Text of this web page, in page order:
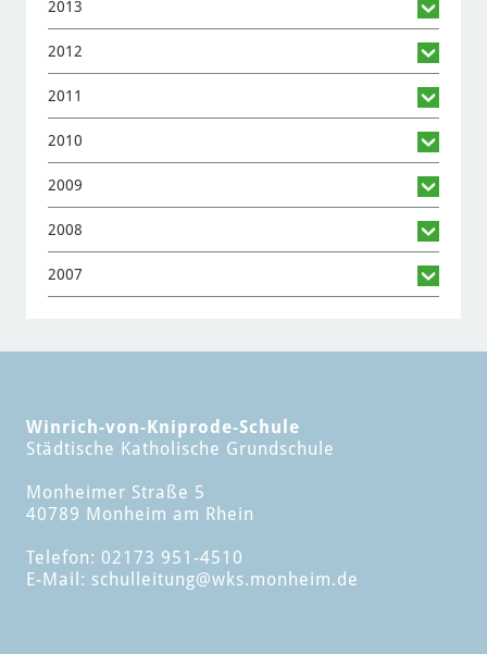
2013
2012
2011
2010
2009
2008
2007
Winrich-von-Kniprode-Schule
Städtische Katholische Grundschule
Monheimer Straße 5
40789 Monheim am Rhein
Telefon: 02173 951-4510
E-Mail: schulleitung@wks.monheim.de